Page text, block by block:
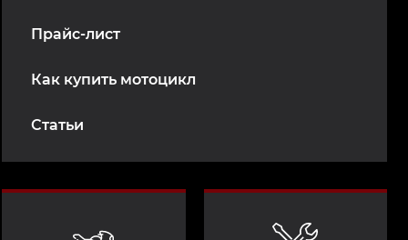
Прайс-лист
Как купить мотоцикл
Статьи